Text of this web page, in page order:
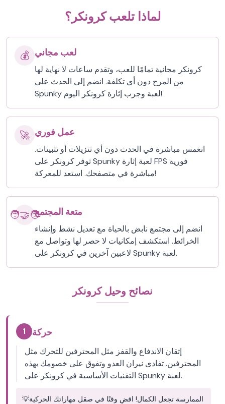
لماذا تلعب كرونكر؟
💰 لعب مجاني
كرونكر مجانية تمامًا للعب، وتقدم ساعات لا نهاية لها
من المرح دون أي تكلفة. انضم إلى الحدث على
Spunky لعبة وجرب إثارة كرونكر اليوم!
🚀 عمل فوري
انغمس مباشرة في الحدث دون أي تنزيلات أو تثبيتات.
توفر كرونكر على Spunky لعبة إثارة FPS فورية
مباشرة في متصفحك. استعد للمعركة!
🧑‍🤝‍🧑متعة المجتمع
انضم إلى مجتمع نابض بالحياة مع تعديل نشط وإنشاء
الخرائط. استكشف إمكانيات لا حصر لها وتواصل مع
لاعبين آخرين في كرونكر على Spunky لعبة.
نصائح وحيل كرونكر
1 حركة
إتقان الاندفاع والقفز مثل المحترفين للتحرك مثل
المحترفين. تفادى نيران العدو وتفوق على خصومك بهذه
التقنيات الأساسية في كرونكر على Spunky لعبة.
💡الممارسة تجعل الكمال! اقضِ وقتًا في صقل مهاراتك الحركية